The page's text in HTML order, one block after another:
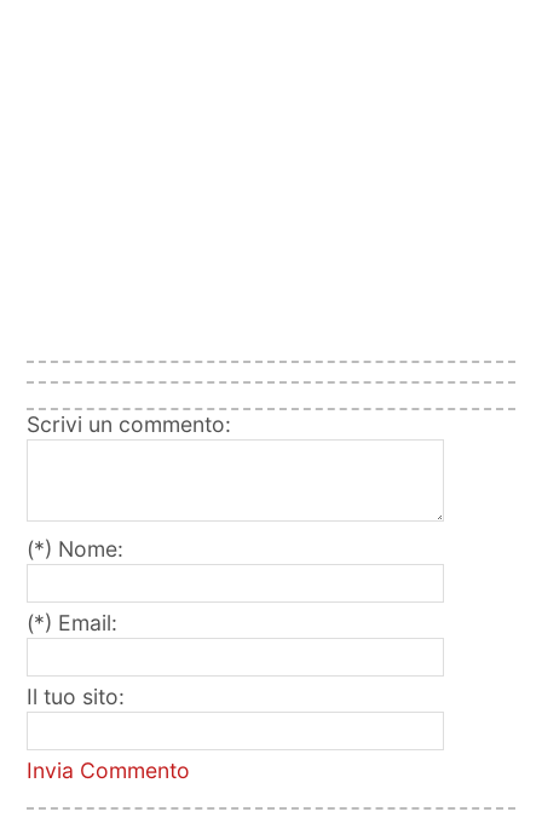
Scrivi un commento:
(*) Nome:
(*) Email:
Il tuo sito:
Invia Commento